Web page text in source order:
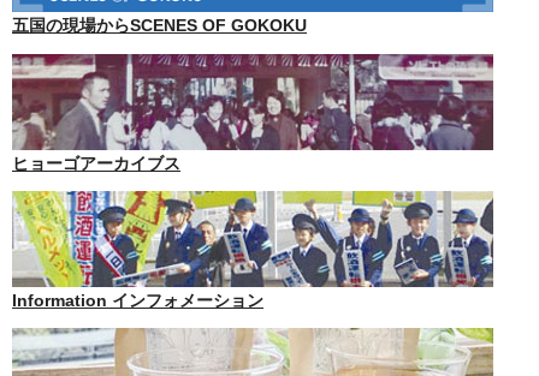
五国の現場からSCENES OF GOKOKU
ヒョーゴアーカイブス
Information インフォメーション